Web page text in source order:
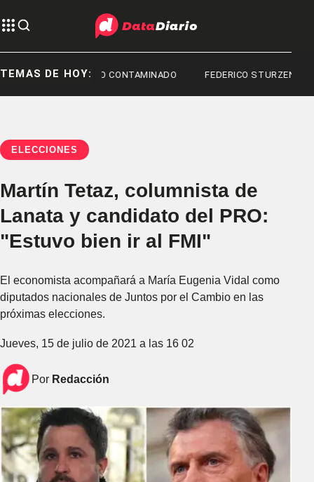
TEMAS DE HOY:
FENTANILO CONTAMINADO FEDERICO STURZENEGGER
ELECCIONES
Martín Tetaz, columnista de
Lanata y candidato del PRO:
"Estuvo bien ir al FMI"
El economista acompañará a María Eugenia Vidal como
diputados nacionales de Juntos por el Cambio en las
próximas elecciones.
Jueves, 15 de julio de 2021 a las 16 02
Por Redacción